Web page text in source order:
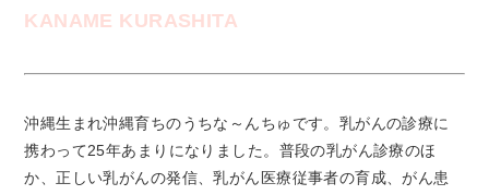
KANAME KURASHITA
沖縄生まれ沖縄育ちのうちな～んちゅです。乳がんの診療に
携わって25年あまりになりました。普段の乳がん診療のほ
か、正しい乳がんの発信、乳がん医療従事者の育成、がん患